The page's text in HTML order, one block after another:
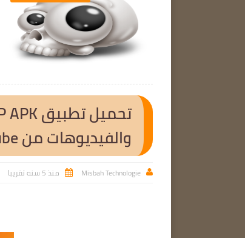
والفيديوهات من YouTube إصدار مدفوع للأندرويد

Misbah Technologie
 منذ 5 سنه تقريبا